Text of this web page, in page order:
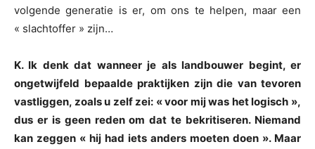
volgende generatie is er, om ons te helpen, maar een
« slachtoffer » zijn…
K. Ik denk dat wanneer je als landbouwer begint, er
ongetwijfeld bepaalde praktijken zijn die van tevoren
vastliggen, zoals u zelf zei: « voor mij was het logisch »,
dus er is geen reden om dat te bekritiseren. Niemand
kan zeggen « hij had iets anders moeten doen ». Maar